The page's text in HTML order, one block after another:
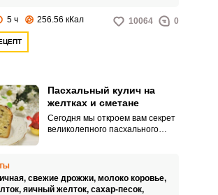
5 ч 256.56 кКал 10064 0
Пасхальный кулич на
желтках и сметане
Сегодня мы откроем вам секрет
великолепного пасхального
получается потрясающего
солнечного цвета.
свежие дрожжи, молоко коровье,
яичный желток, сахар-песок,